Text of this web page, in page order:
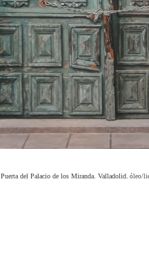
Puerta del Palacio de los Miranda. Valladolid. óleo/